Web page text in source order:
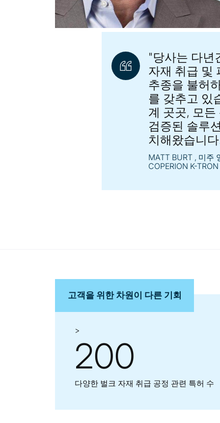
"당사는 다년
자재 취급 및
추종을 불허
를 갖추고 있
계 곳곳, 모
검증된 솔루
치해왔습니
MATT BURT , 미주
COPERION K-
고객을 위한 차원이 다른 기회
>
200
다양한 벌크 자재 취급 공정 관련 특허 수